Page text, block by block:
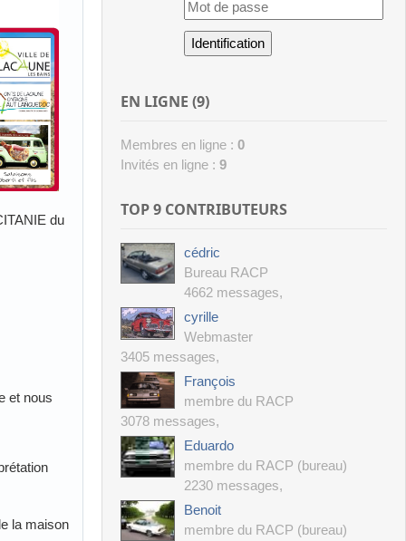
du
et nous
la maison
EN LIGNE (9)
Membres en ligne : 0
Invités en ligne : 9
TOP 9 CONTRIBUTEURS
cédric
Bureau RACP
4662 messages,
cyrille
Webmaster
3405 messages,
François
membre du RACP
3078 messages,
Eduardo
membre du RACP (bureau)
2230 messages,
Benoit
membre du RACP (bureau)